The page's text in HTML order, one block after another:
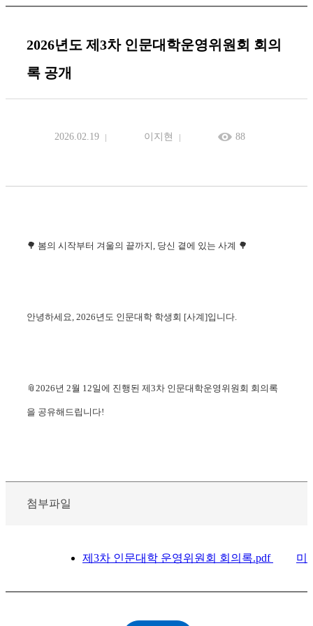
2026년도 제3차 인문대학운영위원회 회의
록 공개
2026.02.19 이지현 88
🌳 봄의 시작부터 겨울의 끝까지, 당신 곁에 있는 사계 🌳
안녕하세요, 2026년도 인문대학 학생회 [사계]입니다.
📎2026년 2월 12일에 진행된 제3차 인문대학운영위원회 회의록
을 공유해드립니다!
첨부파일
제3차 인문대학 운영위원회 회의록.pdf 미